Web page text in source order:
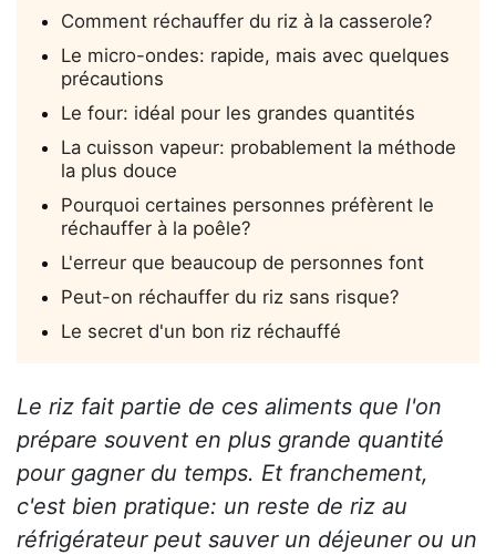
Comment réchauffer du riz à la casserole?
Le micro-ondes: rapide, mais avec quelques
précautions
Le four: idéal pour les grandes quantités
La cuisson vapeur: probablement la méthode
la plus douce
Pourquoi certaines personnes préfèrent le
réchauffer à la poêle?
L'erreur que beaucoup de personnes font
Peut-on réchauffer du riz sans risque?
Le secret d'un bon riz réchauffé
Le riz fait partie de ces aliments que l'on
prépare souvent en plus grande quantité
pour gagner du temps. Et franchement,
c'est bien pratique: un reste de riz au
réfrigérateur peut sauver un déjeuner ou un